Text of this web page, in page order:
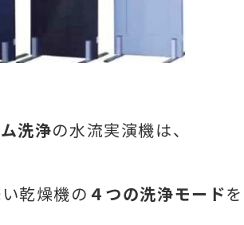
洗浄の水流実演機は、
乾燥機の ４つの洗浄モードを